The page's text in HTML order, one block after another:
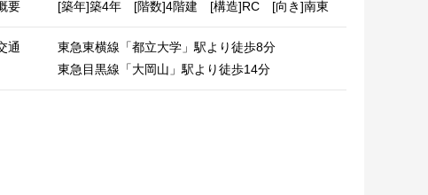
要 [築年]築4年 [階数]4階建 [構造]RC [向き]南東
通
東急東横線「都立大学」駅より徒歩8分
東急目黒線「大岡山」駅より徒歩14分